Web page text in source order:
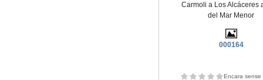
Carmoli a Los Alcáceres
del Mar Menor
000164
Encara sense